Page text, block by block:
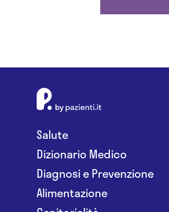
Salute
Dizionario Medico
Diagnosi e Prevenzione
Alimentazione